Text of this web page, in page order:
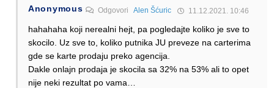
Anonymous OdgovoriAlen Šćuric 11.12.2021. 10:46
hahahaha koji nerealni hejt, pa pogledajte koliko je sve to
skocilo. Uz sve to, koliko putnika JU preveze na carterima
gde se karte prodaju preko agencija.
Dakle onlajn prodaja je skocila sa 32% na 53% ali to opet
nije neki rezultat po vama…